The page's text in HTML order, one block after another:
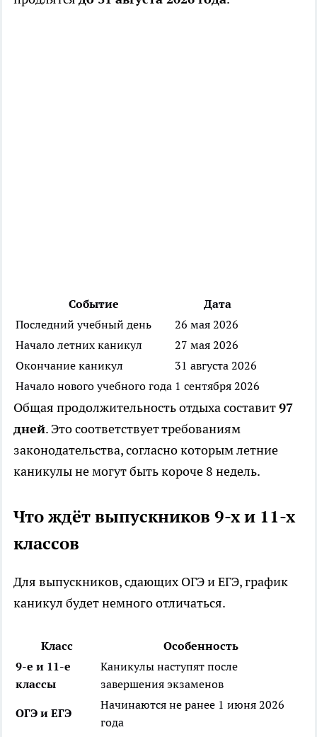
Событие
Дата
Последний учебный день
26 мая 2026
Начало летних каникул
27 мая 2026
Окончание каникул
31 августа 2026
Начало нового учебного года 1 сентября 2026
Общая продолжительность отдыха составит97
дней. Это соответствует требованиям
законодательства, согласно которым летние
каникулы не могут быть короче 8 недель.
Что ждёт выпускников 9-х и 11-х
классов
Для выпускников, сдающих ОГЭ и ЕГЭ, график
каникул будет немного отличаться.
Класс
Особенность
9-е и 11-е
классы
Каникулы наступят после
завершения экзаменов
ОГЭ и ЕГЭ
Начинаются не ранее 1 июня 2026
года